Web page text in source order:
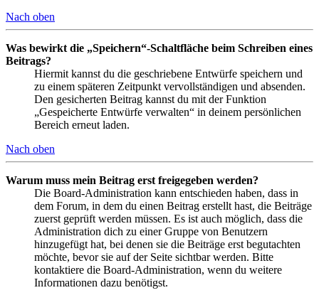
Nach oben
Was bewirkt die „Speichern“-Schaltfläche beim Schreiben eines
Beitrags?
Hiermit kannst du die geschriebene Entwürfe speichern und
zu einem späteren Zeitpunkt vervollständigen und absenden.
Den gesicherten Beitrag kannst du mit der Funktion
„Gespeicherte Entwürfe verwalten“ in deinem persönlichen
Bereich erneut laden.
Nach oben
Warum muss mein Beitrag erst freigegeben werden?
Die Board-Administration kann entschieden haben, dass in
dem Forum, in dem du einen Beitrag erstellt hast, die Beiträge
zuerst geprüft werden müssen. Es ist auch möglich, dass die
Administration dich zu einer Gruppe von Benutzern
hinzugefügt hat, bei denen sie die Beiträge erst begutachten
möchte, bevor sie auf der Seite sichtbar werden. Bitte
kontaktiere die Board-Administration, wenn du weitere
Informationen dazu benötigst.